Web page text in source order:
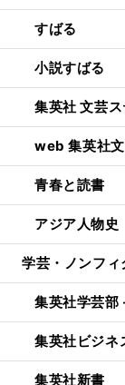
すばる
小説すばる
集英社 文芸
web 集英社
青春と読書
アジア人物史
学芸・ノンフ
集英社学芸部
集英社ビジネ
集英社新書